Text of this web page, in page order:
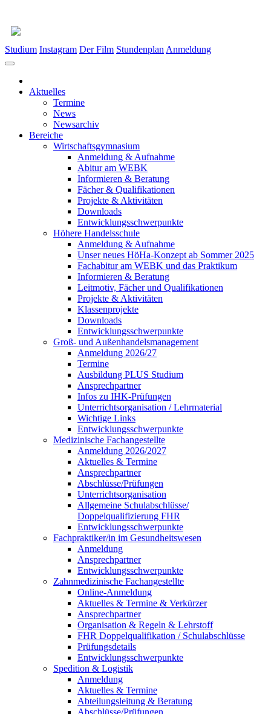
Studium Instagram Der Film Stundenplan Anmeldung
Aktuelles
Termine
News
Newsarchiv
Bereiche
Wirtschaftsgymnasium
Anmeldung & Aufnahme
Abitur am WEBK
Informieren & Beratung
Fächer & Qualifikationen
Projekte & Aktivitäten
Downloads
Entwicklungsschwerpunkte
Höhere Handelsschule
Anmeldung & Aufnahme
Unser neues HöHa-Konzept ab Sommer 2025
Fachabitur am WEBK und das Praktikum
Informieren & Beratung
Leitmotiv, Fächer und Qualifikationen
Projekte & Aktivitäten
Klassenprojekte
Downloads
Entwicklungsschwerpunkte
Groß- und Außenhandelsmanagement
Anmeldung 2026/27
Termine
Ausbildung PLUS Studium
Ansprechpartner
Infos zu IHK-Prüfungen
Unterrichtsorganisation / Lehrmaterial
Wichtige Links
Entwicklungsschwerpunkte
Medizinische Fachangestellte
Anmeldung 2026/2027
Aktuelles & Termine
Ansprechpartner
Abschlüsse/Prüfungen
Unterrichtsorganisation
Allgemeine Schulabschlüsse/
Doppelqualifizierung FHR
Entwicklungsschwerpunkte
Fachpraktiker/in im Gesundheitswesen
Anmeldung
Ansprechpartner
Entwicklungsschwerpunkte
Zahnmedizinische Fachangestellte
Online-Anmeldung
Aktuelles & Termine & Verkürzer
Ansprechpartner
Organisation & Regeln & Lehrstoff
FHR Doppelqualifikation / Schulabschlüsse
Prüfungsdetails
Entwicklungsschwerpunkte
Spedition & Logistik
Anmeldung
Aktuelles & Termine
Abteilungsleitung & Beratung
Abschlüsse/Prüfungen